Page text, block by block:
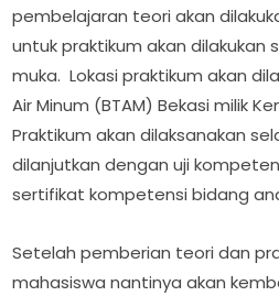
pembelajaran teori akan
untuk praktikum akan
muka. Lokasi praktikum akan
Air Minum (BTAM) Bekasi milik
Praktikum akan dilaksanakan
dilanjutkan dengan uji
sertifikat kompetensi bidang
Setelah pemberian teori dan
mahasiswa nantinya akan